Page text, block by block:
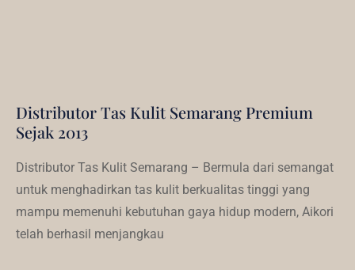
Distributor Tas Kulit Semarang Premium
Sejak 2013
Distributor Tas Kulit Semarang – Bermula dari semangat
untuk menghadirkan tas kulit berkualitas tinggi yang
mampu memenuhi kebutuhan gaya hidup modern, Aikori
telah berhasil menjangkau